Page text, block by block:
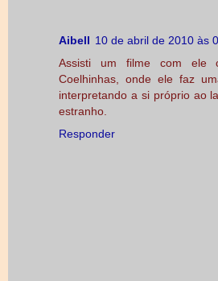
Aibell 10 de abril de 2010 às
Assisti um filme com ele
Coelhinhas, onde ele faz
interpretando a si próprio ao
estranho.
Responder